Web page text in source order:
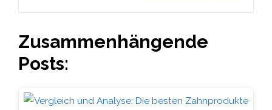
Zusammenhängende
Posts: